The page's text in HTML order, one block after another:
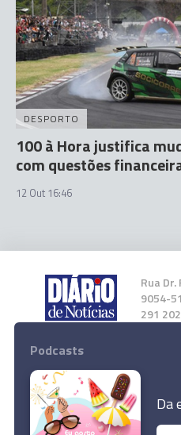
DESPORTO
100 à Hora justifica
com questões
12 Out 16:46
Rua
9054-
291
Instale a
Podcasts
Da